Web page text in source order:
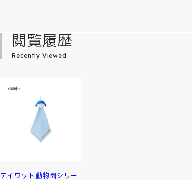
閲覧履歴
Recently Viewed
テイワット動物園シリー